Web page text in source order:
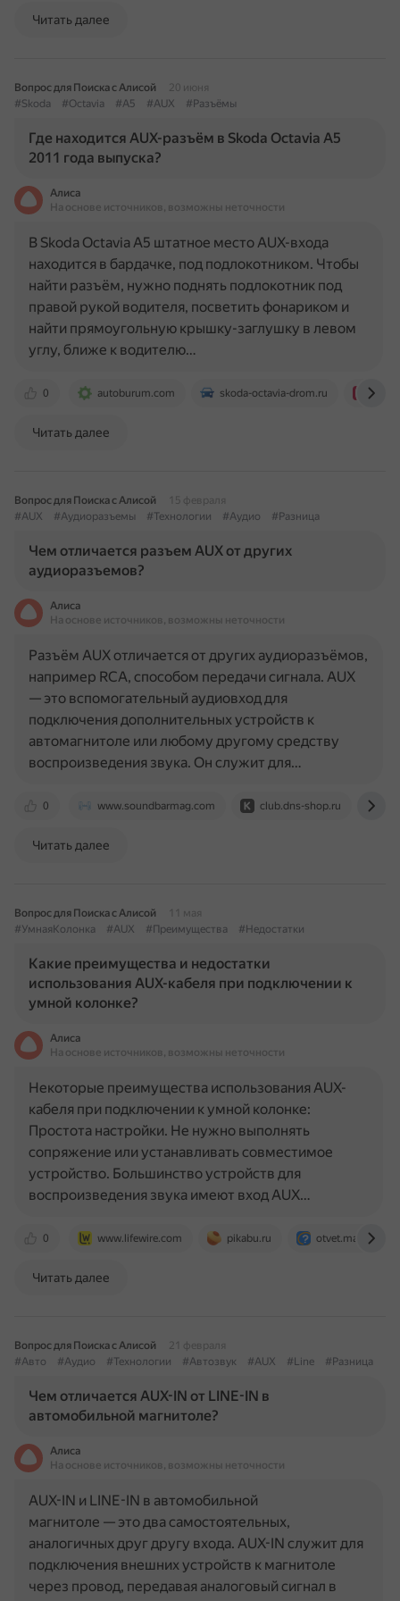
Читать далее
Вопрос для Поиска с Алисой
20 июня
#Skoda
#Octavia #A5 #AUX #Разъёмы
Где находится AUX-разъём в Skoda Octavia A5
2011 года выпуска?
Алиса
На основе источников, возможны неточности
0 autoburum.com skoda-octavia-drom.ru
В Skoda Octavia A5 штатное место AUX-входа
находится в бардачке, под подлокотником. Чтобы
найти разъём, нужно поднять подлокотник под
правой рукой водителя, посветить фонариком и
найти прямоугольную крышку-заглушку в левом
углу, ближе к водителю…
Читать далее
Вопрос для Поиска с Алисой
15 февраля
#AUX
#Аудиоразъемы #Технологии #Аудио #Разница
Чем отличается разъем AUX от других
аудиоразъемов?
Алиса
На основе источников, возможны неточности
0 www.soundbarmag.com club.dns-shop.ru
Разъём AUX отличается от других аудиоразъёмов,
например RCA, способом передачи сигнала. AUX
— это вспомогательный аудиовход для
подключения дополнительных устройств к
автомагнитоле или любому другому средству
воспроизведения звука. Он служит для…
Читать далее
Вопрос для Поиска с Алисой
11 мая
#УмнаяКолонка
#AUX #Преимущества #Недостатки
Какие преимущества и недостатки
использования AUX-кабеля при подключении к
умной колонке?
Алиса
На основе источников, возможны неточности
0 www.lifewire.com pikabu.ru otvet.mail.ru
Некоторые преимущества использования AUX-
кабеля при подключении к умной колонке:
Простота настройки. Не нужно выполнять
сопряжение или устанавливать совместимое
устройство. Большинство устройств для
воспроизведения звука имеют вход AUX…
Читать далее
Вопрос для Поиска с Алисой
21 февраля
#Авто
#Аудио #Технологии #Автозвук #AUX #Line #Разница
Чем отличается AUX-IN от LINE-IN в
автомобильной магнитоле?
Алиса
На основе источников, возможны неточности
AUX-IN и LINE-IN в автомобильной
магнитоле — это два самостоятельных,
аналогичных друг другу входа. AUX-IN служит для
подключения внешних устройств к магнитоле
через провод, передавая аналоговый сигнал в